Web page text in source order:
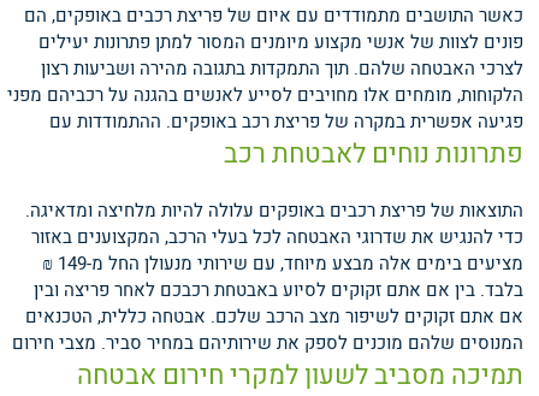
כאשר התושבים מתמודדים עם איום של פריצת רכבים באופקים, הם
פונים לצוות של אנשי מקצוע מיומנים המסור למתן פתרונות יעילים
לצרכי האבטחה שלהם. תוך התמקדות בתגובה מהירה ושביעות רצון
הלקוחות, מומחים אלו מחויבים לסייע לאנשים בהגנה על רכביהם מפני
פגיעה אפשרית במקרה של פריצת רכב באופקים.
פתרונות נוחים לאבטחת רכב
ההתמודדות עם
התוצאות של פריצת רכבים באופקים עלולה להיות מלחיצה ומדאיגה.
כדי להנגיש את שדרוגי האבטחה לכל בעלי הרכב, המקצוענים באזור
מציעים בימים אלה מבצע מיוחד, עם שירותי מנעולן החל מ-149 ₪
בלבד. בין אם אתם זקוקים לסיוע באבטחת רכבכם לאחר פריצה ובין
אם אתם זקוקים לשיפור מצב הרכב שלכם. אבטחה כללית, הטכנאים
המנוסים שלהם מוכנים לספק את שירותיהם במחיר סביר.
תמיכה מסביב לשעון למקרי חירום אבטחה
מצבי חירום